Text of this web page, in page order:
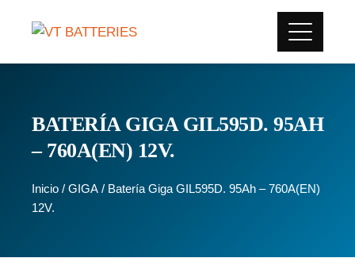
BATERÍA GIGA GIL595D. 95AH
– 760A(EN) 12V.
Inicio / GIGA / Batería Giga GIL595D. 95Ah – 760A(EN)
12V.